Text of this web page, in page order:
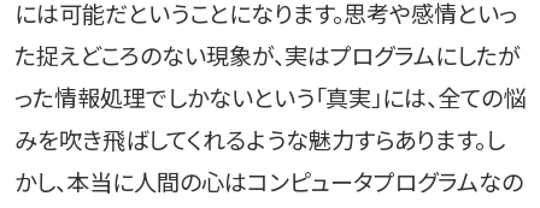
には可能だということになります。思考や感情といっ
た捉えどころのない現象が、実はプログラムにしたが
った情報処理でしかないという「真実」には、全ての悩
みを吹き飛ばしてくれるような魅力すらあります。し
かし、本当に人間の心はコンピュータプログラムなの